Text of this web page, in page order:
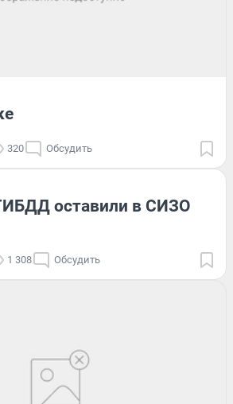
320 Обсудить
оставили в СИЗО
1 308 Обсудить